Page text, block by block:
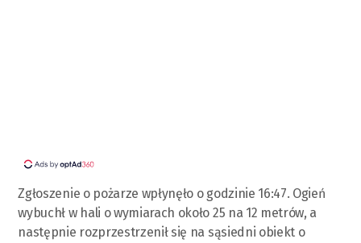
Zgłoszenie o pożarze wpłynęło o godzinie 16:47. Ogień
wybuchł w hali o wymiarach około 25 na 12 metrów, a
następnie rozprzestrzenił się na sąsiedni obiekt o